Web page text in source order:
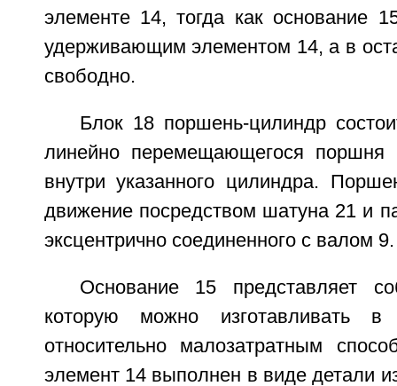
элементе 14, тогда как основание
удерживающим элементом 14, а в
свободно.
Блок 18 поршень-цилиндр
линейно перемещающегося поршня
внутри указанного цилиндра.
движение посредством шатуна 21 и
эксцентрично соединенного с валом 9.
Основание 15 представляет
которую можно изготавливать
относительно малозатратным
элемент 14 выполнен в виде детали